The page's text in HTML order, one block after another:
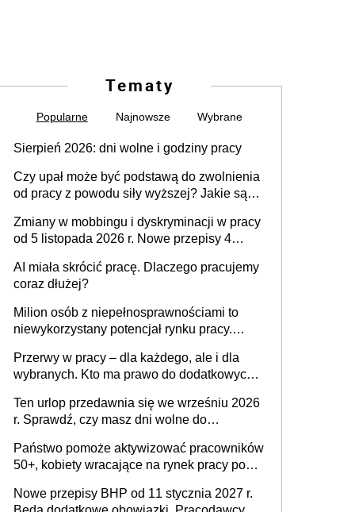
Tematy
Popularne Najnowsze Wybrane
Sierpień 2026: dni wolne i godziny pracy
Czy upał może być podstawą do zwolnienia
od pracy z powodu siły wyższej? Jakie są
Zmiany w mobbingu i dyskryminacji w pracy
od 5 listopada 2026 r. Nowe przepisy 4
Ustaw
AI miała skrócić pracę. Dlaczego pracujemy
coraz dłużej?
Milion osób z niepełnosprawnościami to
niewykorzystany potencjał rynku pracy.
dofinansowań czy refundacji, ale bariery po
stronie systemu i świadomości
pracodawców [WYWIAD]
Przerwy w pracy – dla każdego, ale i dla
wybranych. Kto ma prawo do dodatkowych
Ten urlop przedawnia się we wrześniu 2026
r. Sprawdź, czy masz dni wolne do
Państwo pomoże aktywizować pracowników
50+, kobiety wracające na rynek pracy po
osoby neuroatypowe. Powstanie Fundusz
Nowe przepisy BHP od 11 stycznia 2027 r.